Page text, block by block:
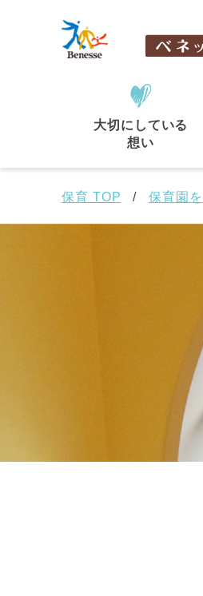
大切にしている
想い
住所・駅名
保育 TOP 保育園